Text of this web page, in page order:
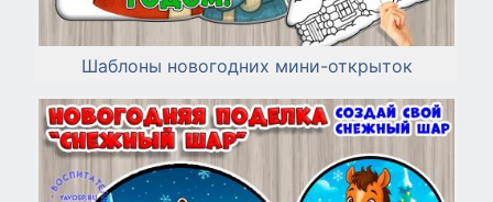
Шаблоны новогодних мини-открыток